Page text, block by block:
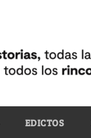
EDICTOS